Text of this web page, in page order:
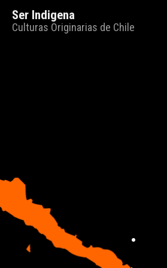
Ser Indigena
Culturas Originarias de Chile
.
.